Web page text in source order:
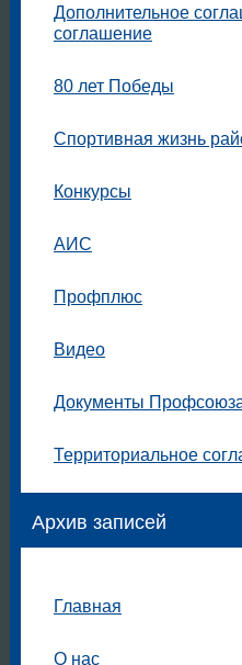
Дополнительное
соглашение
80 лет Победы
Спортивная жизнь
Конкурсы
АИС
Профплюс
Видео
Документы
Территориальное
Архив записей
Главная
О нас